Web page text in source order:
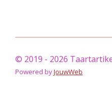
© 2019 - 2026
Powered byJouwWeb